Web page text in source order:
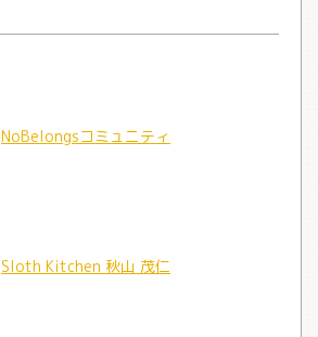
NoBelongsコミュニティ
Sloth Kitchen 秋山 茂仁